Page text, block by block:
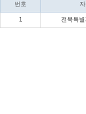
번호
1 전북특